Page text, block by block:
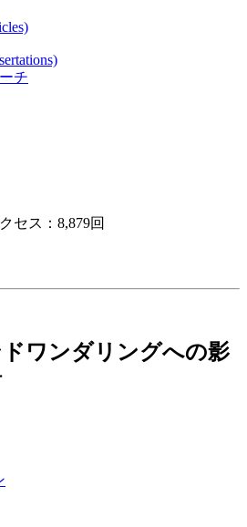
チ
セス：8,879回
ワンダリングへの影